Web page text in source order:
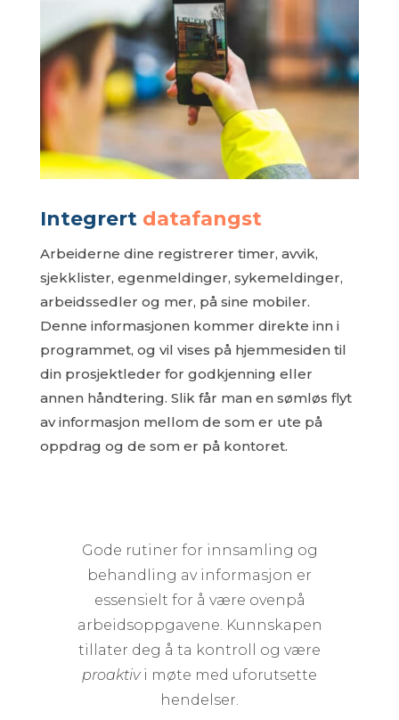
Integrert datafangst
Arbeiderne dine registrerer timer, avvik,
sjekklister, egenmeldinger, sykemeldinger,
arbeidssedler og mer, på sine mobiler.
Denne informasjonen kommer direkte inn i
programmet, og vil vises på hjemmesiden til
din prosjektleder for godkjenning eller
annen håndtering. Slik får man en sømløs flyt
av informasjon mellom de som er ute på
oppdrag og de som er på kontoret.
Gode rutiner for innsamling og
behandling av informasjon er
essensielt for å være ovenpå
arbeidsoppgavene. Kunnskapen
tillater deg å ta kontroll og være
proaktivi møte med uforutsette
hendelser.